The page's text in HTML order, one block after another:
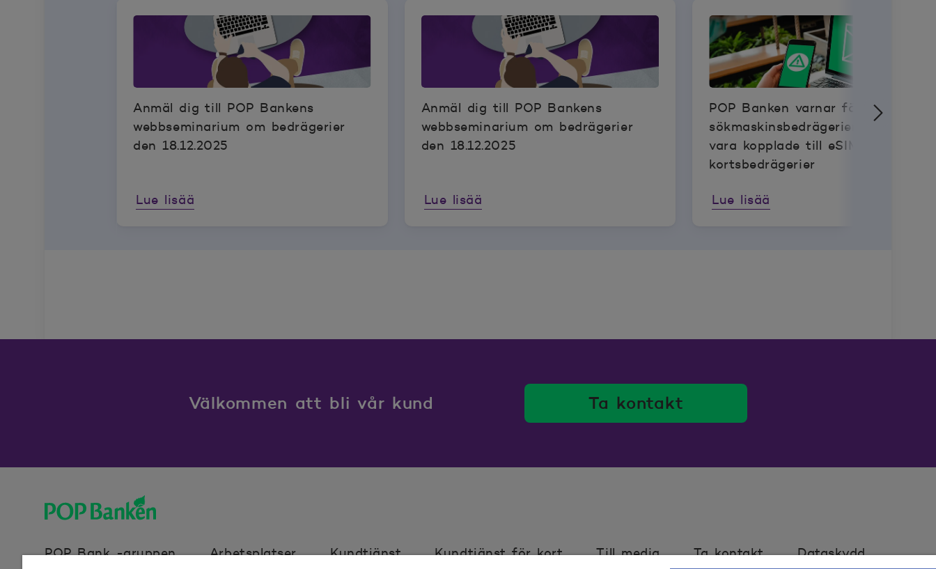
Anmäl dig till POP Bankens
webbseminarium om bedrägerier
den 18.12.2025
Lue lisää
Anmäl dig till POP Bankens
webbseminarium om bedrägerier
den 18.12.2025
Lue lisää
POP Banken varnar för
sökmaskinsbedrägerier som kan
vara kopplade till eSIM-
kortsbedrägerier
Lue lisää
Välkommen att bli vår kund Ta kontakt
POP Bank -gruppen
Arbetsplatser Kundtjänst Kundtjänst för kort Till media Ta kontakt Dataskydd